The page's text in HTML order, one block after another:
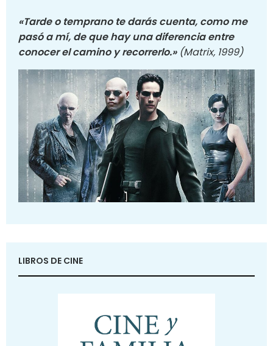
«Tarde o temprano te darás cuenta, como me
pasó a mí, de que hay una diferencia entre
conocer el camino y recorrerlo.» (Matrix, 1999)
LIBROS DE CINE